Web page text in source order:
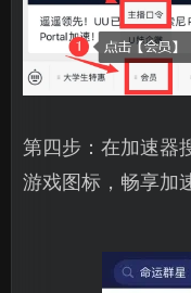
第四步：在加速器
游戏图标，畅享加